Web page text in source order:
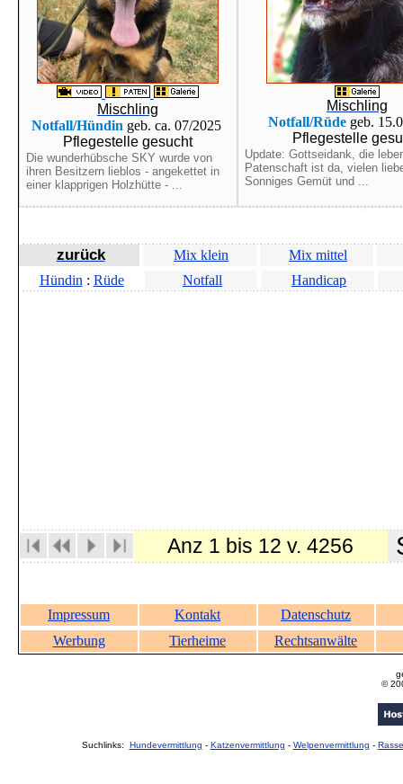
Mischling
Notfall/Hündin geb. ca. 07/2025
Pflegestelle gesucht
Die wunderhübsche SKY wurde von
ihren Besitzern lieblos - angekettet in
einer klapprigen Holzhütte - ...
Mischling
Notfall/Rüde geb.
Pflegestelle
Update: Gottseidank, die
Patenschaft ist da, vielen
Sonniges Gemüt und ...
zurück Mix klein
Mix mittel
Hündin : Rüde Notfall Handicap
Anz 1 bis 12 v. 4256
Impressum Kontakt
Datenschutz
Werbung
Tierheime Rechtsanwälte
©
Suchlinks: Hundevermittlung - Katzenvermittlung - Welpenvermittlung -